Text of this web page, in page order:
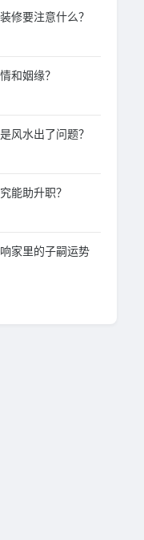
修要注意什么？
和姻缘？
风水出了问题？
能助升职？
家里的子嗣运势